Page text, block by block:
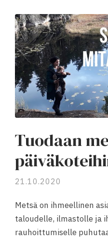
Tuodaan
21.10.2020
Metsä on ihmeellinen
taloudelle, ilmastolle ja
rauhoittumiselle